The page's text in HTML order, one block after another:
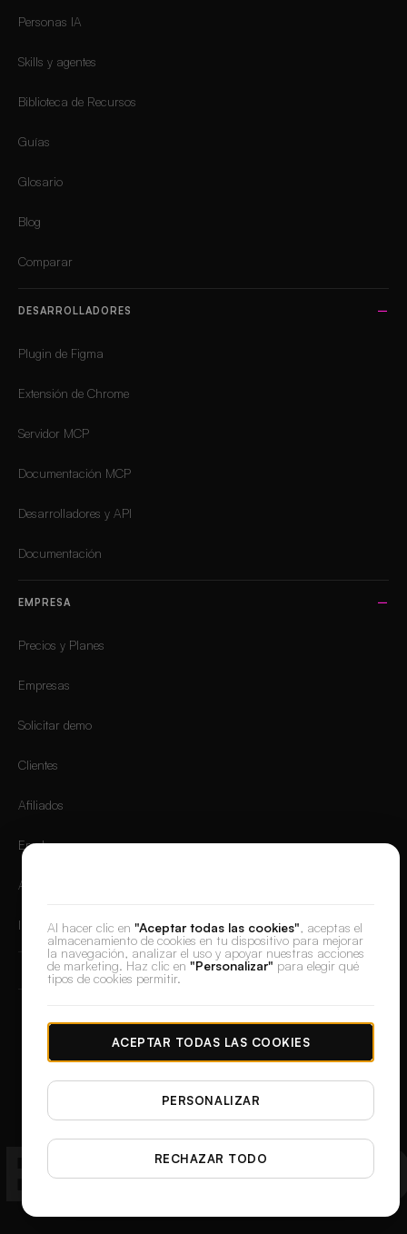
Personas IA
Skills y agentes
Biblioteca de Recursos
Guías
Glosario
Blog
Comparar
DESARROLLADORES
Plugin de Figma
Extensión de Chrome
Servidor MCP
Documentación MCP
Desarrolladores y API
Documentación
EMPRESA
Precios y Planes
Empresas
Solicitar demo
Clientes
Afiliados
Empleo
Aplicación Móvil
Iniciar sesión
Términos y condiciones Política de privacidad Protección de datos
Preferencias de cookies
Al hacer clic en "Aceptar todas las cookies", aceptas el
almacenamiento de cookies en tu dispositivo para mejorar
la navegación, analizar el uso y apoyar nuestras acciones
de marketing. Haz clic en "Personalizar" para elegir qué
tipos de cookies permitir.
RECHAZAR TODO
PERSONALIZAR
ACEPTAR TODAS LAS COOKIES